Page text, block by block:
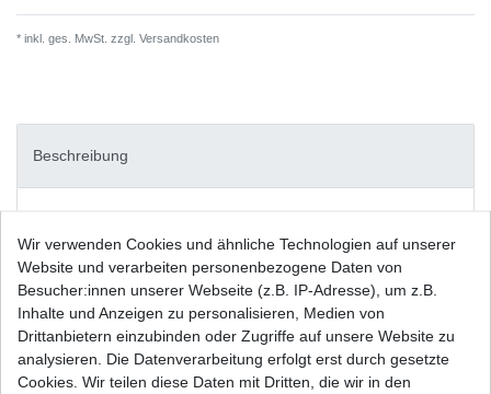
* inkl. ges. MwSt. zzgl. Versandkosten
Beschreibung
Wir verwenden Cookies und ähnliche Technologien auf unserer
Website und verarbeiten personenbezogene Daten von
Besucher:innen unserer Webseite (z.B. IP-Adresse), um z.B.
Inhalte und Anzeigen zu personalisieren, Medien von
Drittanbietern einzubinden oder Zugriffe auf unsere Website zu
analysieren. Die Datenverarbeitung erfolgt erst durch gesetzte
Cookies. Wir teilen diese Daten mit Dritten, die wir in den